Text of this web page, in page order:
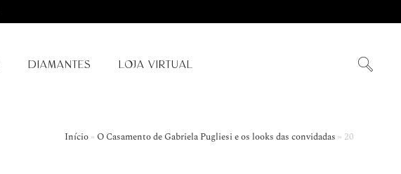
DIAMANTES LOJA VIRTUAL
Início» O Casamento de Gabriela Pugliesi e os looks das convidadas » 20